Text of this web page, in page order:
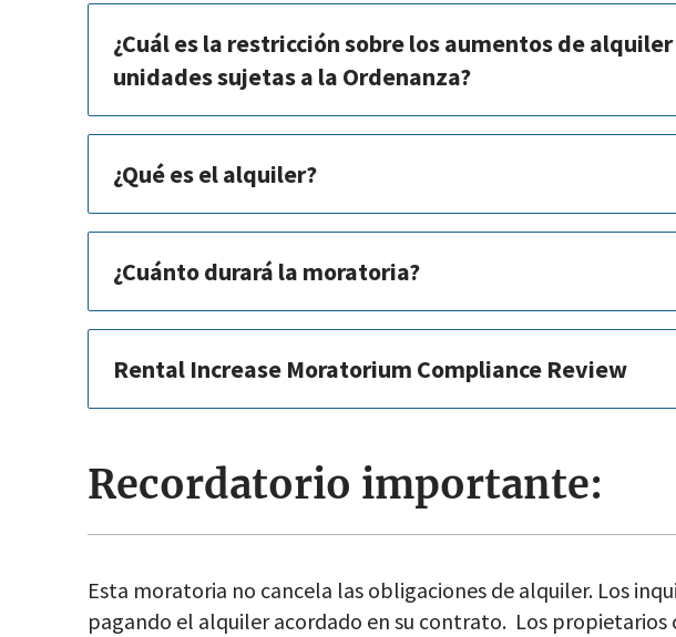
¿Cuál es la restricción sobre los aumentos de
unidades sujetas a la Ordenanza?
¿Qué es el alquiler?
¿Cuánto durará la moratoria?
Rental Increase Moratorium Compliance Review
Recordatorio importante:
Esta moratoria no cancela las obligaciones de alquiler. Los
pagando el alquiler acordado en su contrato. Los propietarios